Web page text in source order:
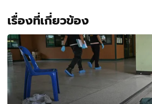
เรื่องที่เกี่ยวข้อง